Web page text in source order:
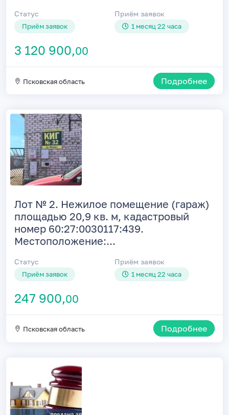
Статус
Приём заявок
Приём заявок
1 месяц 22 часа
3 120 900,00
Псковская область Подробнее
Лот № 2. Нежилое помещение (гараж)
площадью 20,9 кв. м, кадастровый
номер 60:27:0030117:439.
Местоположение:...
Статус
Приём заявок
Приём заявок
1 месяц 22 часа
247 900,00
Псковская область Подробнее